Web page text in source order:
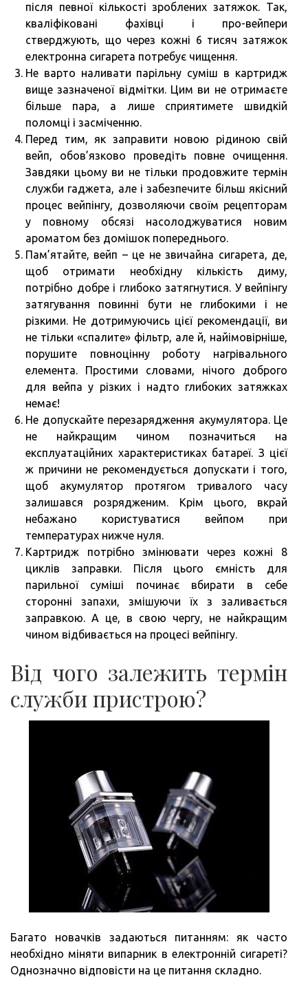
після певної кількості зроблених затяжок. Так,
кваліфіковані фахівці і про-вейпери
стверджують, що через кожні 6 тисяч затяжок
електронна сигарета потребує чищення.
Не варто наливати парільну суміш в картридж
вище зазначеної відмітки. Цим ви не отримаєте
більше пара, а лише сприятимете швидкій
поломці і засміченню.
Перед тим, як заправити новою рідиною свій
вейп, обов’язково проведіть повне очищення.
Завдяки цьому ви не тільки продовжите термін
служби гаджета, але і забезпечите більш якісний
процес вейпінгу, дозволяючи своїм рецепторам
у повному обсязі насолоджуватися новим
ароматом без домішок попереднього.
Пам’ятайте, вейп – це не звичайна сигарета, де,
щоб отримати необхідну кількість диму,
потрібно добре і глибоко затягнутися. У вейпінгу
затягування повинні бути не глибокими і не
різкими. Не дотримуючись цієї рекомендації, ви
не тільки «спалите» фільтр, але й, найімовірніше,
порушите повноцінну роботу нагрівального
елемента. Простими словами, нічого доброго
для вейпа у різких і надто глибоких затяжках
немає!
Не допускайте перезарядження акумулятора. Це
не найкращим чином позначиться на
експлуатаційних характеристиках батареї. З цієї
ж причини не рекомендується допускати і того,
щоб акумулятор протягом тривалого часу
залишався розрядженим. Крім цього, вкрай
небажано користуватися вейпом при
температурах нижче нуля.
Картридж потрібно змінювати через кожні 8
циклів заправки. Після цього ємність для
парильної суміші починає вбирати в себе
сторонні запахи, змішуючи їх з заливається
заправкою. А це, в свою чергу, не найкращим
чином відбивається на процесі вейпінгу.
Від чого залежить термін
служби пристрою?
Багато новачків задаються питанням: як часто
необхідно міняти випарник в електронній сигареті?
Однозначно відповісти на це питання складно.